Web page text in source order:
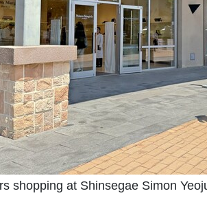
shopping at Shinsegae Simon